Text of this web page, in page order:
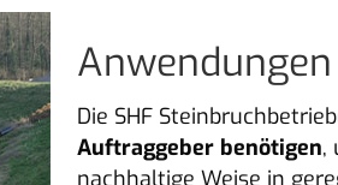
Anwendungen
Die SHF
Auftraggeber benötigen,
nachhaltige Weise in